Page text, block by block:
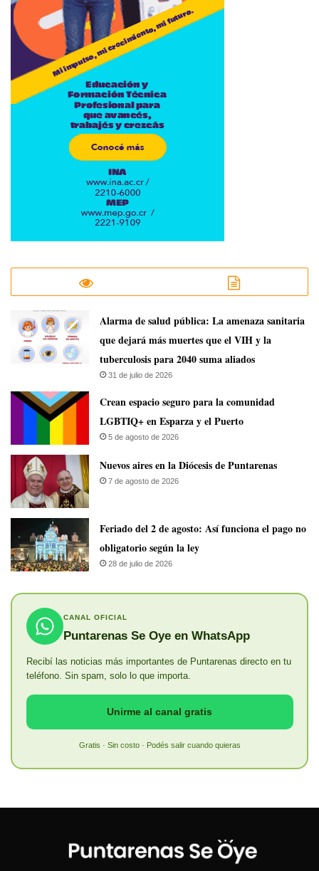
​Alarma de salud pública: La amenaza sanitaria
que dejará más muertes que el VIH y la
tuberculosis para 2040 suma aliados
31 de julio de 2026
Crean espacio seguro para la comunidad
LGBTIQ+ en Esparza y el Puerto
5 de agosto de 2026
​Nuevos aires en la Diócesis de Puntarenas
7 de agosto de 2026
Feriado del 2 de agosto: Así funciona el pago no
obligatorio según la ley
28 de julio de 2026
CANAL OFICIAL
Puntarenas Se Oye en WhatsApp
Recibí las noticias más importantes de Puntarenas directo en tu
teléfono. Sin spam, solo lo que importa.
Unirme al canal gratis
Gratis · Sin costo · Podés salir cuando quieras